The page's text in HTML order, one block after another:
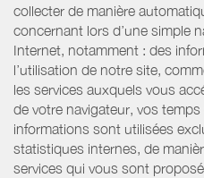
collecter de manière
concernant lors d’une simple
Internet, notamment : des
l’utilisation de notre site,
les services auxquels vous
de votre navigateur, vos
informations sont utilisées
statistiques internes, de
services qui vous sont